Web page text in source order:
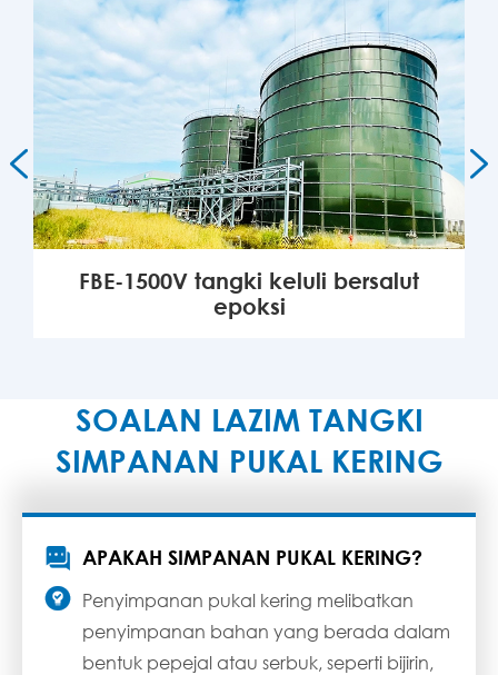
FBE-1500V tangki keluli bersalut
epoksi
 
SOALAN LAZIM TANGKI
SIMPANAN PUKAL KERING
 APAKAH SIMPANAN PUKAL KERING?
 Penyimpanan pukal kering melibatkan
penyimpanan bahan yang berada dalam
bentuk pepejal atau serbuk, seperti bijirin,